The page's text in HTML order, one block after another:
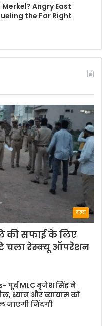
Angry East
the Far Right
राज्य
की सफाई के लिए
चला रेस्क्यू ऑपरेशन
पूर्व MLC बृजेश सिंह ने
ध्यान और व्यायाम को
जाएगी जिंदगी